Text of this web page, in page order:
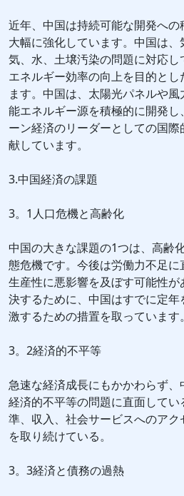
近年、中国は持続可能な開発へ
大幅に強化しています。中国は
気、水、土壌汚染の問題に対応
エネルギー効率の向上を目的と
ます。中国は、太陽光パネルや
能エネルギー源を積極的に開発し
ーン経済のリーダーとしての国
献しています。
3.中国経済の課題
3。1人口危機と高齢化
中国の大きな課題の1つは、高齢
態危機です。今後は労働力不足
生産性に悪影響を及ぼす可能性
決するために、中国はすでに定
激するための措置を取っています。
3。2経済的不平等
急速な経済成長にもかかわらず
経済的不平等の問題に直面して
準、収入、社会サービスへのア
を取り続けている。
3。3経済と債務の過熱